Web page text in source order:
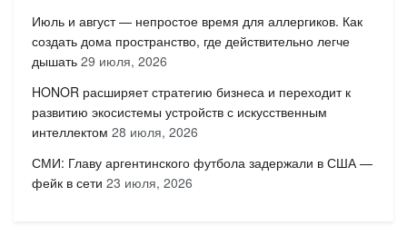
Июль и август — непростое время для аллергиков. Как
создать дома пространство, где действительно легче
дышать 29 июля, 2026
HONOR расширяет стратегию бизнеса и переходит к
развитию экосистемы устройств с искусственным
интеллектом 28 июля, 2026
СМИ: Главу аргентинского футбола задержали в США —
фейк в сети 23 июля, 2026